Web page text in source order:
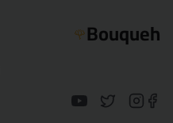
Bouqueh
🌹